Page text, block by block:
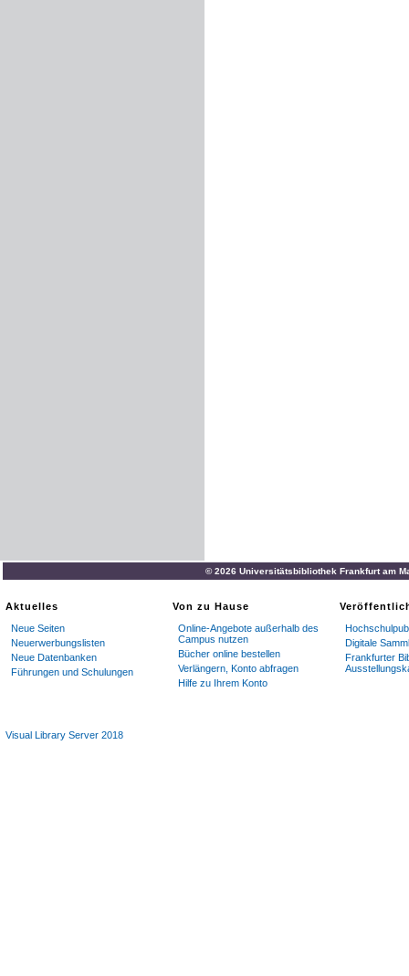
© 2026 Universitätsbibliothek Frankfurt am
Aktuelles
Neue Seiten
Neuerwerbungslisten
Neue Datenbanken
Führungen und Schulungen
Von zu Hause
Online-Angebote außerhalb des
Campus nutzen
Bücher online bestellen
Verlängern, Konto abfragen
Hilfe zu Ihrem Konto
Digitale
Frankfurter
Visual Library Server 2018